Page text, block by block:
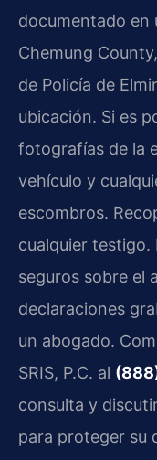
documentado en
Chemung
de Policía de
ubicación. Si es
fotografías de la
vehículo y
escombros.
cualquier testigo.
seguros sobre el
declaraciones
un abogado.
SRIS, P.C. al
consulta y
para proteger su